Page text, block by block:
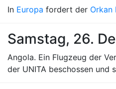
In Europa fordert der Orkan
Samstag, 26.
Angola. Ein Flugzeug der
der UNITA beschossen und